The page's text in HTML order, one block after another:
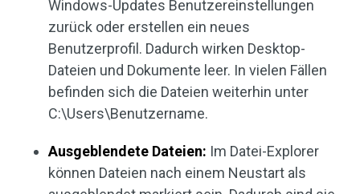
Windows-Updates Benutzereinstellungen
zurück oder erstellen ein neues
Benutzerprofil. Dadurch wirken Desktop-
Dateien und Dokumente leer. In vielen Fällen
befinden sich die Dateien weiterhin unter
C:\Users\Benutzername.
Ausgeblendete Dateien: Im Datei-Explorer
können Dateien nach einem Neustart als